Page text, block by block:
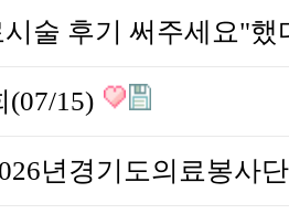
(07/15)